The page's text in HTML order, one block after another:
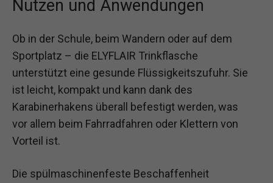
Nutzen und Anwendungen
Ob in der Schule, beim Wandern oder auf dem
Sportplatz – die ELYFLAIR Trinkflasche
unterstützt eine gesunde Flüssigkeitszufuhr. Sie
ist leicht, kompakt und kann dank des
Karabinerhakens überall befestigt werden, was
vor allem beim Fahrradfahren oder Klettern von
Vorteil ist.
Die spülmaschinenfeste Beschaffenheit